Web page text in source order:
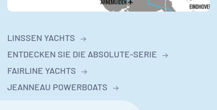
LINSSEN YACHTS
ENTDECKEN SIE DIE ABSOLUTE-SERIE
FAIRLINE YACHTS
JEANNEAU POWERBOATS